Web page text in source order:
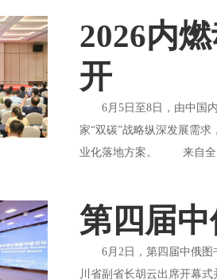
2026内
开
6月5日至8日，由中国内
家“双碳”战略纵深发展需
业化落地方案。 来自全
第四届
6月2日，第四届中俄图书
川省副省长胡云出席开幕